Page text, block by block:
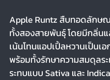
Apple Runtz สืบทอดลักษณ
ทั้งสองสายพันธุ์ โดยมีกลิ่นแ
เน้นโทนแอปเปิ้ลหวานเป็น
พร้อมทั้งรักษาความสมดุลร
ระทบแบบ Sativa และ Indica